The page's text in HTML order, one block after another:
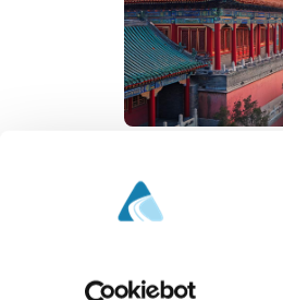
Beijing, Kina
29.09.2026
Pris: 22 490,-